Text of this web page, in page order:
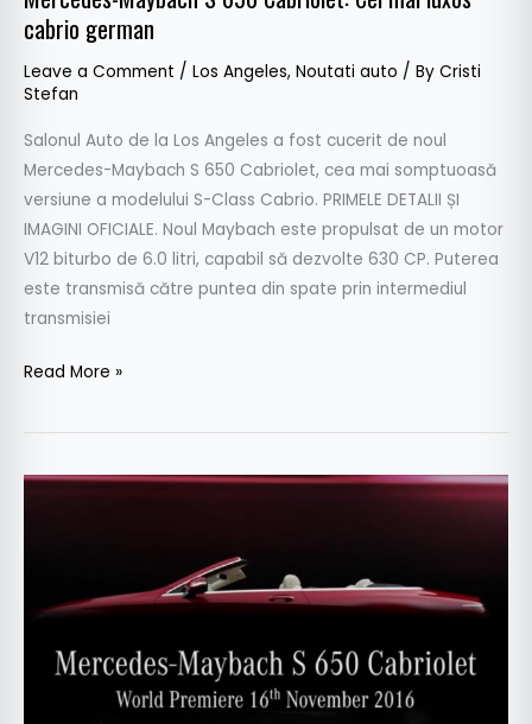
cabrio german
Leave a Comment / Los Angeles, Noutati auto / By Cristi
Stefan
Salonul Auto de la Los Angeles a fost cucerit de noul
Mercedes-Maybach S 650 Cabriolet, cea mai somptuoasă
versiune a modelului S-Class Cabrio. PRIMELE DETALII ȘI
IMAGINI OFICIALE. Noul Maybach este propulsat de un motor
V12 biturbo de 6.0 litri, capabil să dezvolte 630 CP. Puterea
este transmisă către puntea din spate prin intermediul
transmisiei
Read More »
Mercedes-
Cabriolet:
pentru